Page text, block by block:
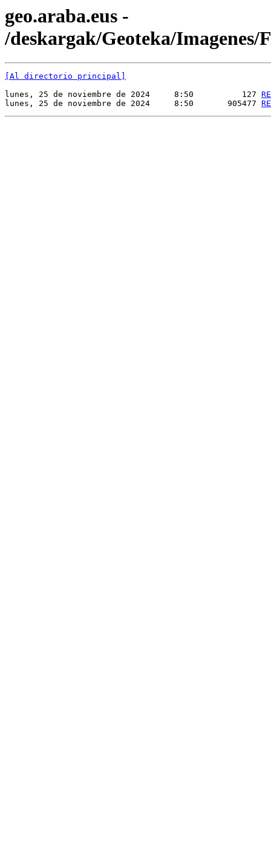
geo.araba.eus -
/deskargak/Geoteka/Imagenes/
[Al directorio principal]
lunes, 25 de noviembre de 2024     8:50          127
lunes, 25 de noviembre de 2024     8:50       905477